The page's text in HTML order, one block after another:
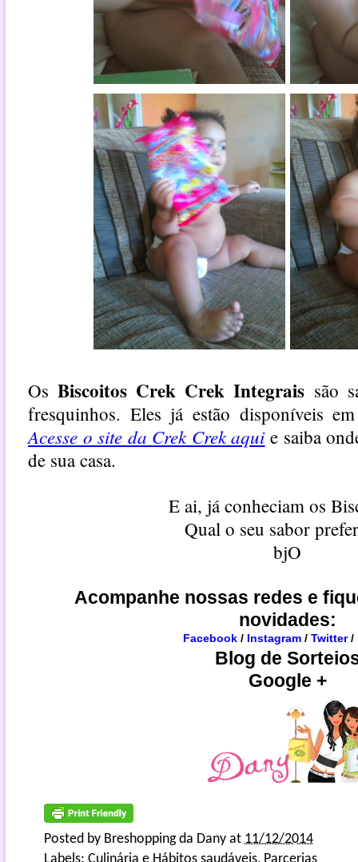
OsBiscoitos Crek Crek Integrais são
fresquinhos. Eles já estão disponíveis
Acesse o site da Crek Crek aquie saiba
de sua casa.
E ai, já conheciam os
Qual o seu sabor
bjO
Acompanhe nossas redes e
novidades:
Facebook / Instagram /Twitter /
Blog de
Google +
Posted by Breshopping da Dany at 11/12/2014